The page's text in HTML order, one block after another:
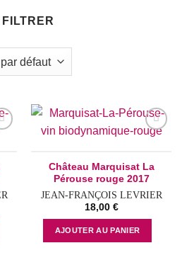
FILTRER
Château Marquisat La
Pérouse rouge 2017
JEAN-FRANÇOIS LEVRIER
18,00 €
AJOUTER AU PANIER